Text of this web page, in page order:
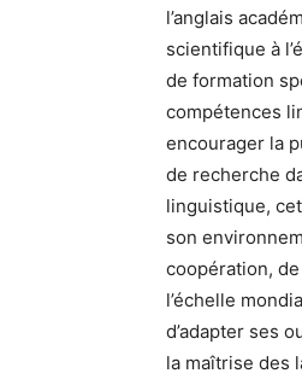
l’anglais
scientifique à
de formation
compétences
encourager la
de recherche
linguistique,
son
coopération,
l’échelle
d’adapter ses
la maîtrise des